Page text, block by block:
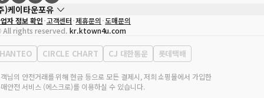
)케이타운포유
자
송효민
업자등록번호
120-87-71116
판매업 신고번호 제2011-서울강남-02223
표전화
02-552-9855
자 정보 확인 고객센터 제휴문의 도매문의
rights reserved. kr.ktown4u.com
HANTEO CIRCLE CHART CJ 대한통운 롯데택배
님의 안전거래를 위해 현금 등으로 모든 결제시, 저희 쇼핑몰에서 가입한
안전 서비스 (에스크로)를 이용하실 수 있습니다.